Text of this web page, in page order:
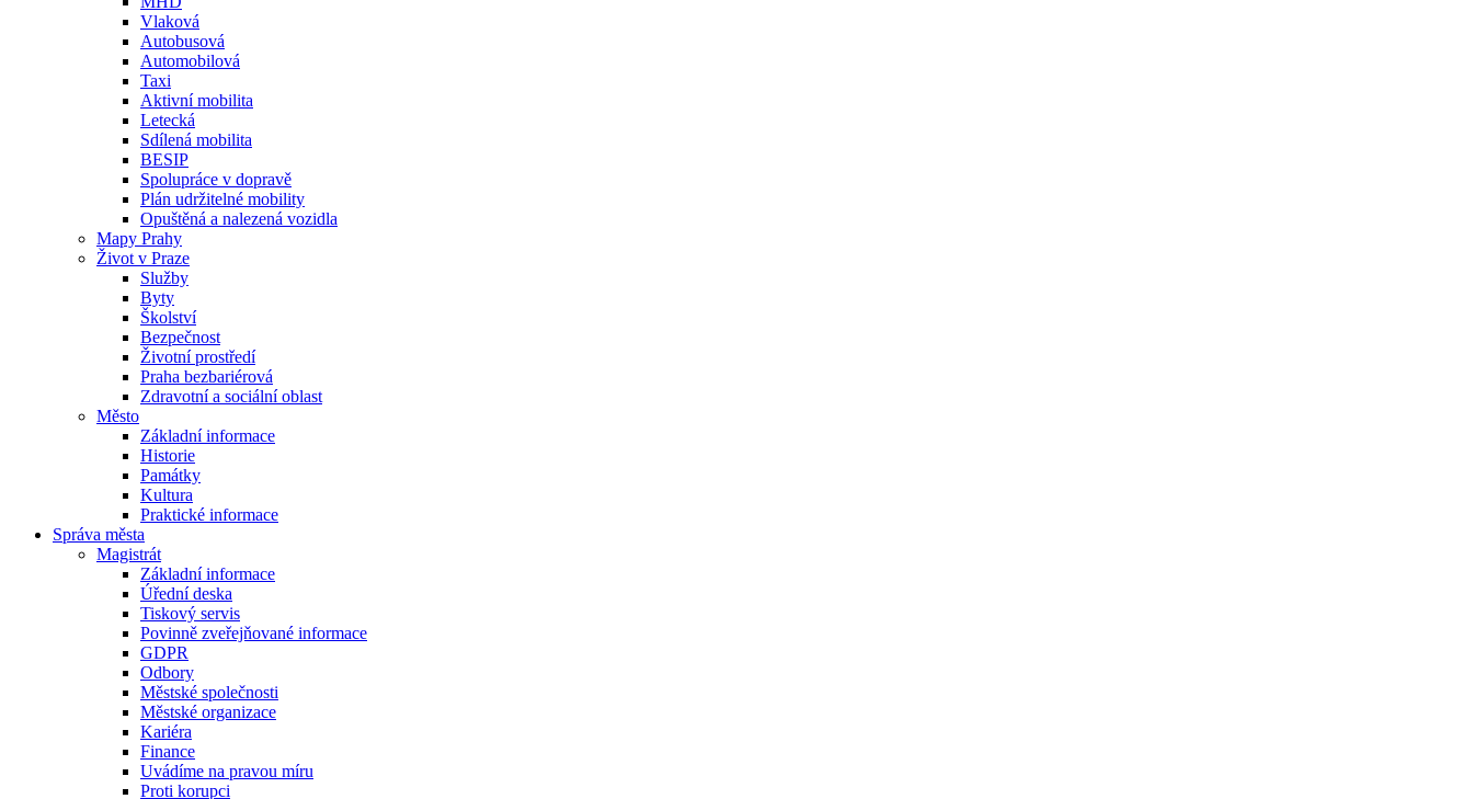
Vlaková
Autobusová
Automobilová
Taxi
Aktivní mobilita
Letecká
Sdílená mobilita
BESIP
Spolupráce v dopravě
Plán udržitelné mobility
Opuštěná a nalezená vozidla
Mapy Prahy
Život v Praze
Služby
Byty
Školství
Bezpečnost
Životní prostředí
Praha bezbariérová
Zdravotní a sociální oblast
Město
Základní informace
Historie
Památky
Kultura
Praktické informace
Správa města
Magistrát
Základní informace
Úřední deska
Tiskový servis
Povinně zveřejňované informace
GDPR
Odbory
Městské společnosti
Městské organizace
Kariéra
Finance
Uvádíme na pravou míru
Proti korupci